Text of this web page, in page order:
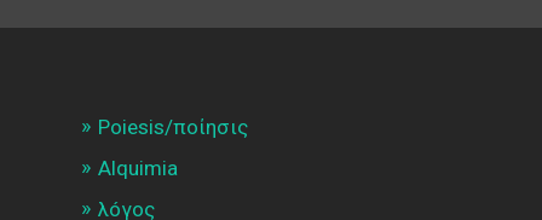
Poiesis/ποίησις
Alquimia
λóγος